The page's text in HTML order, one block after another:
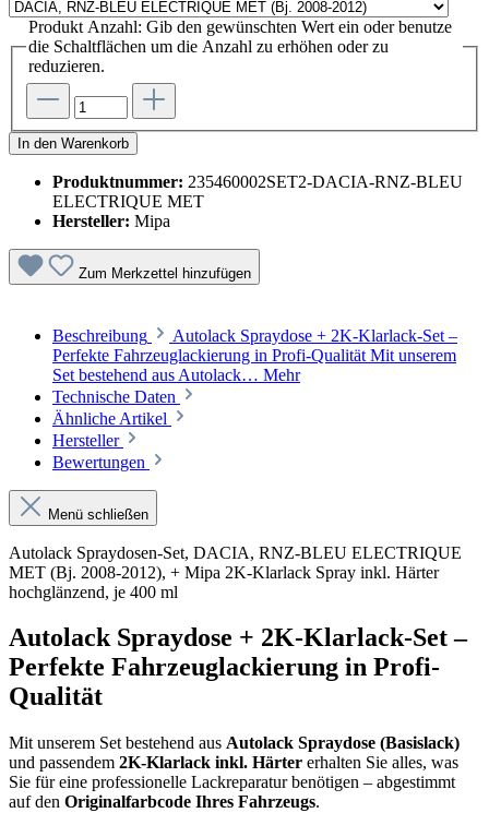
Produkt Anzahl: Gib den gewünschten Wert ein oder benutze
die Schaltflächen um die Anzahl zu erhöhen oder zu
reduzieren.
In den Warenkorb
Produktnummer: 235460002SET2-DACIA-RNZ-BLEU
ELECTRIQUE MET
Hersteller: Mipa
Zum Merkzettel hinzufügen
Beschreibung
Autolack Spraydose + 2K-Klarlack-Set –
Perfekte Fahrzeuglackierung in Profi-Qualität Mit unserem
Set bestehend aus Autolack… Mehr
Technische Daten
Ähnliche Artikel
Hersteller
Bewertungen
Menü schließen
Autolack Spraydosen-Set, DACIA, RNZ-BLEU ELECTRIQUE
MET (Bj. 2008-2012), + Mipa 2K-Klarlack Spray inkl. Härter
hochglänzend, je 400 ml
Autolack Spraydose + 2K-Klarlack-Set –
Perfekte Fahrzeuglackierung in Profi-
Qualität
Mit unserem Set bestehend aus Autolack Spraydose (Basislack)
und passendem 2K-Klarlack inkl. Härter erhalten Sie alles, was
Sie für eine professionelle Lackreparatur benötigen – abgestimmt
auf den Originalfarbcode Ihres Fahrzeugs.